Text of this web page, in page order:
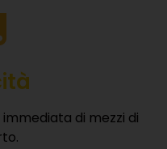
di mezzi di